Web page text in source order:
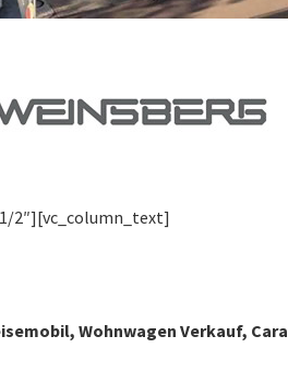
2″][vc_column_text]
Wohnwagen Verkauf,